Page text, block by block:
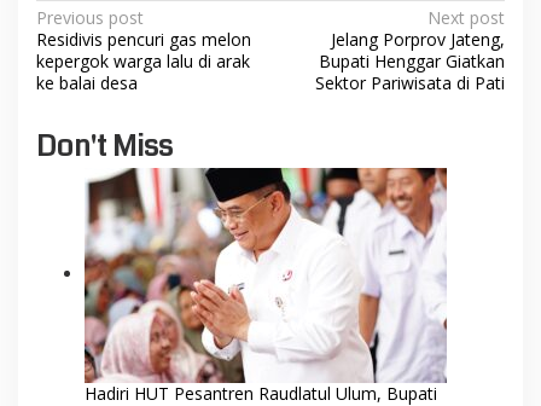
P
o
s
t
n
Previous post
Residivis pencuri gas melon
kepergok warga lalu di arak
ke balai desa
Next post
Jelang Porprov Jateng,
Bupati Henggar Giatkan
Sektor Pariwisata di Pati
Don't Miss
Hadiri HUT Pesantren Raudlatul Ulum, Bupati